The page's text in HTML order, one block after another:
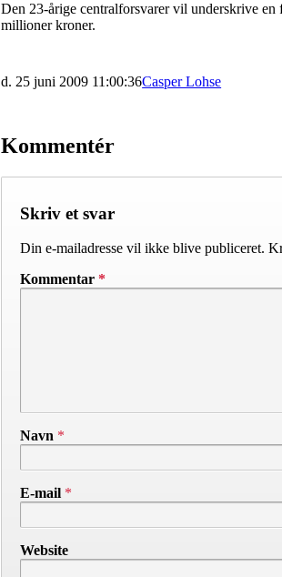
Den 23-årige centralforsvarer vil underskrive
millioner kroner.
d. 25 juni 2009 11:00:36Casper Lohse
Kommentér
Skriv et svar
Din e-mailadresse vil ikke blive publiceret.
Kommentar *
Navn *
E-mail *
Website